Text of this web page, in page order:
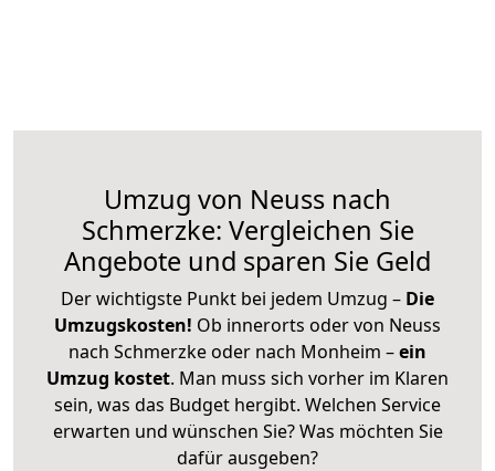
Umzug von Neuss nach
Schmerzke: Vergleichen Sie
Angebote und sparen Sie Geld
Der wichtigste Punkt bei jedem Umzug – Die
Umzugskosten! Ob innerorts oder von Neuss
nach Schmerzke oder nach Monheim –ein
Umzug kostet. Man muss sich vorher im Klaren
sein, was das Budget hergibt. Welchen Service
erwarten und wünschen Sie? Was möchten Sie
dafür ausgeben?